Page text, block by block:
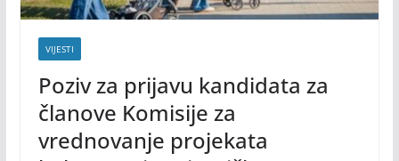
VIJESTI
Poziv za prijavu kandidata za
članove Komisije za
vrednovanje projekata